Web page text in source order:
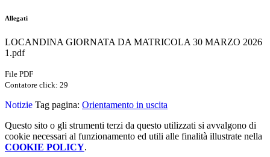
Allegati
LOCANDINA GIORNATA DA MATRICOLA 30 MARZO 2026
1.pdf
File PDF
Contatore click: 29
Notizie Tag pagina: Orientamento in uscita
Questo sito o gli strumenti terzi da questo utilizzati si avvalgono di
cookie necessari al funzionamento ed utili alle finalità illustrate nella
COOKIE POLICY.